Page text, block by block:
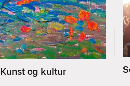
Kunst og kultur